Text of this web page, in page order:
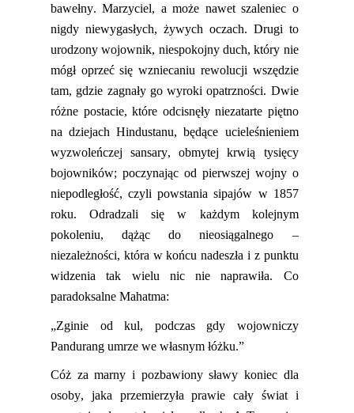
bawełny. Marzyciel, a może nawet szaleniec o
nigdy niewygasłych, żywych oczach. Drugi to
urodzony wojownik, niespokojny duch, który nie
mógł oprzeć się wzniecaniu rewolucji wszędzie
tam, gdzie zagnały go wyroki opatrzności. Dwie
różne postacie, które odcisnęły niezatarte piętno
na dziejach Hindustanu,będące ucieleśnieniem
wyzwoleńczej sansary, obmytej krwią tysięcy
bojowników; poczynając od pierwszej wojny o
niepodległość, czyli powstania sipajów w 1857
roku. Odradzali się w każdym kolejnym
pokoleniu, dążąc do nieosiągalnego –
niezależności, która w końcu nadeszła i z punktu
widzenia tak wielu nic nie naprawiła. Co
paradoksalne Mahatma:
„Zginie od kul, podczas gdy wojowniczy
Pandurang umrze we własnym łóżku.”
Cóż za marny i pozbawiony sławy koniec dla
osoby, jaka przemierzyła prawie cały świat i